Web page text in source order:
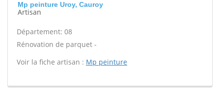
Mp peinture Uroy, Cauroy
Artisan
Département: 08
Rénovation de parquet -
Voir la fiche artisan : Mp peinture